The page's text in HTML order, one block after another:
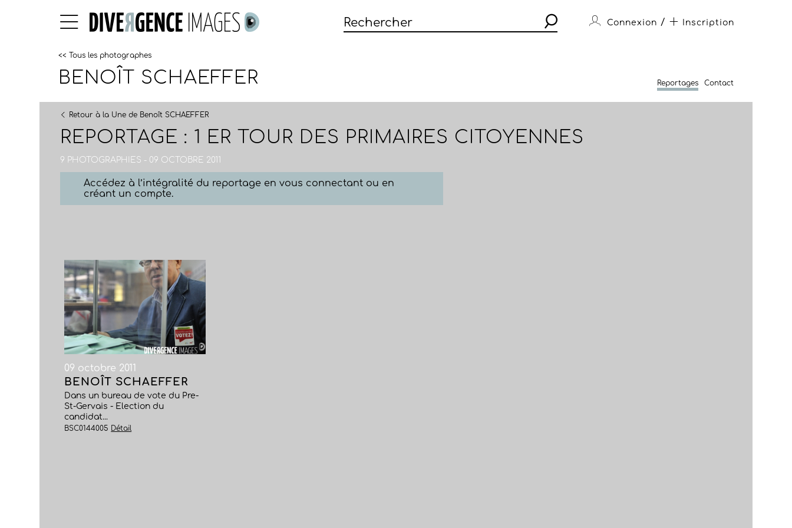
Connexion / Inscription
<< Tous les photographes
BENOÎT SCHAEFFER Reportages Contact
Retour à la Une de Benoît SCHAEFFER
REPORTAGE : 1 ER TOUR DES PRIMAIRES CITOYENNES
9 PHOTOGRAPHIES - 09 OCTOBRE 2011
Accédez à l’intégralité du reportage en vous connectant ou en
créant un compte.
09 octobre 2011
BENOÎT SCHAEFFER
Dans un bureau de vote du Pre-
St-Gervais - Election du
candidat...
BSC0144005 Détail